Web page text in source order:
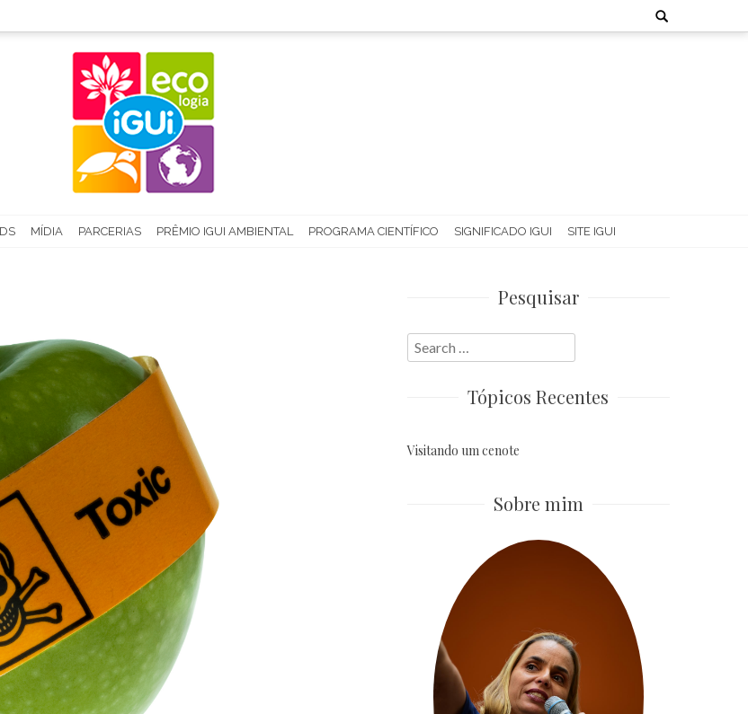
Search
for:
MÍDIA PARCERIAS PRÊMIO IGUI AMBIENTAL PROGRAMA CIENTÍFICO SIGNIFICADO IGUI SITE IGUI
Pesquisar
Search
for:
Tópicos Recentes
Visitando um cenote
Sobre mim